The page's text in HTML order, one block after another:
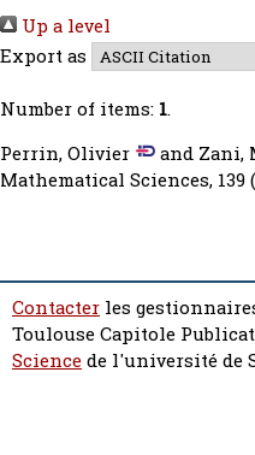
Up a level
Export as
Number of items: 1.
Perrin, Olivier
and Zani,
Mathematical Sciences, 139
Contacter les
Toulouse Capitole
Sciencede l'université de